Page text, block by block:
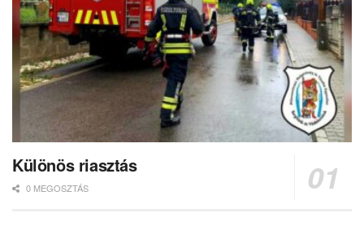
Különös riasztás
0 MEGOSZTÁS